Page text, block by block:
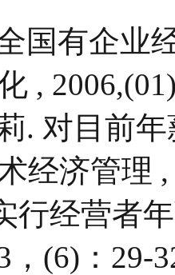
国有企业
,
. 对目前
经济管理 ,
行经营者
，(6)：29-